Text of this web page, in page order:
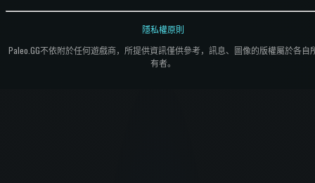
Paleo.GG不依附於任何遊戲商，所提供資訊僅供參考，訊息、圖像的版權屬於各自
有者。
隱私權原則